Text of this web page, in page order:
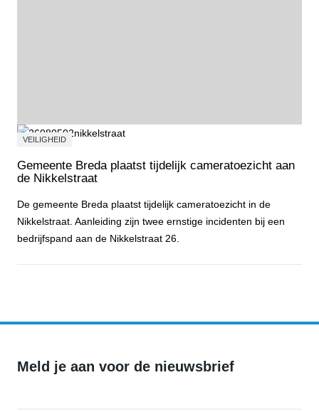
VEILIGHEID
Gemeente Breda plaatst tijdelijk cameratoezicht aan
de Nikkelstraat
De gemeente Breda plaatst tijdelijk cameratoezicht in de
Nikkelstraat. Aanleiding zijn twee ernstige incidenten bij een
bedrijfspand aan de Nikkelstraat 26.
Meld je aan voor de nieuwsbrief